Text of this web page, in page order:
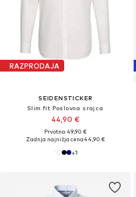
RAZPRODAJA
SEIDENSTICKER
Slim fit Poslovna srajca
44,90 €
Prvotno: 49,90 €
Zadnja najnižja cena44,90 €
+1